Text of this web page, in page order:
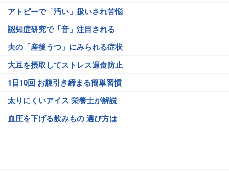
アトピーで「汚い」扱いされ苦悩
認知症研究で「音」注目される
夫の「産後うつ」にみられる症状
大豆を摂取してストレス過食防止
1日10回 お腹引き締まる簡単習慣
太りにくいアイス 栄養士が解説
血圧を下げる飲みもの 選び方は